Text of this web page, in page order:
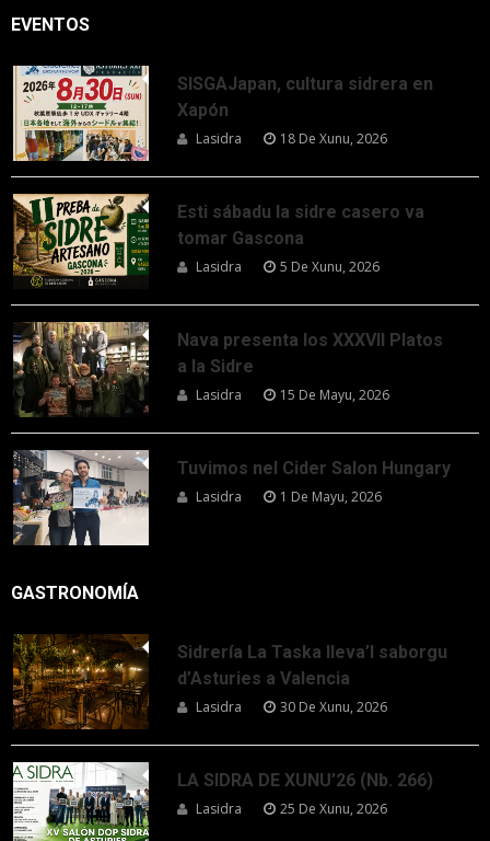
EVENTOS
SISGAJapan, cultura sidrera en
Xapón
Lasidra 18 De Xunu, 2026
Esti sábadu la sidre casero va
tomar Gascona
Lasidra 5 De Xunu, 2026
Nava presenta los XXXVII Platos
a la Sidre
Lasidra 15 De Mayu, 2026
Tuvimos nel Cider Salon Hungary
Lasidra 1 De Mayu, 2026
GASTRONOMÍA
Sidrería La Taska lleva’l saborgu
d’Asturies a Valencia
Lasidra 30 De Xunu, 2026
LA SIDRA DE XUNU’26 (Nb. 266)
Lasidra 25 De Xunu, 2026